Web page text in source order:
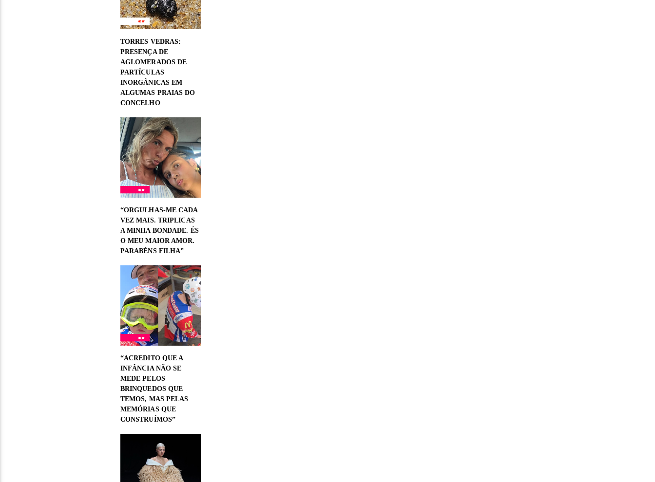
TORRES VEDRAS:
PRESENÇA DE
AGLOMERADOS DE
PARTÍCULAS
INORGÂNICAS EM
ALGUMAS PRAIAS DO
CONCELHO
“ORGULHAS-ME CADA
VEZ MAIS. TRIPLICAS
A MINHA BONDADE. ÉS
O MEU MAIOR AMOR.
PARABÉNS FILHA”
“ACREDITO QUE A
INFÂNCIA NÃO SE
MEDE PELOS
BRINQUEDOS QUE
TEMOS, MAS PELAS
MEMÓRIAS QUE
CONSTRUÍMOS”